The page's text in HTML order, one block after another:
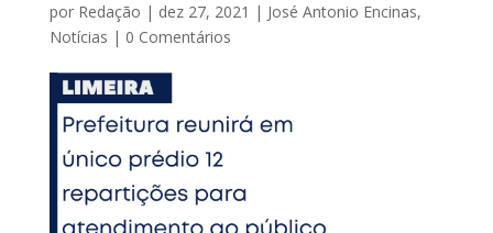
por Redação | dez 27, 2021 | José Antonio Encinas,
Notícias | 0 Comentários